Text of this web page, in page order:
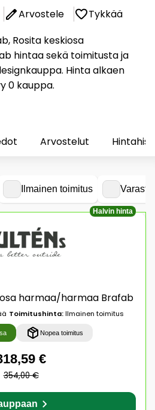
Arvostele
Tykkää
Rosita keskiosa
hintaa sekä toimitusta ja
Hinta alkaen
0 kauppa.
Arvostelut
Ilmainen toimitus
Halvin hinta
harmaa/harmaa Brafab
Toimitushinta:Ilmainen toimitus
Nopea toimitus
€
354,00 €